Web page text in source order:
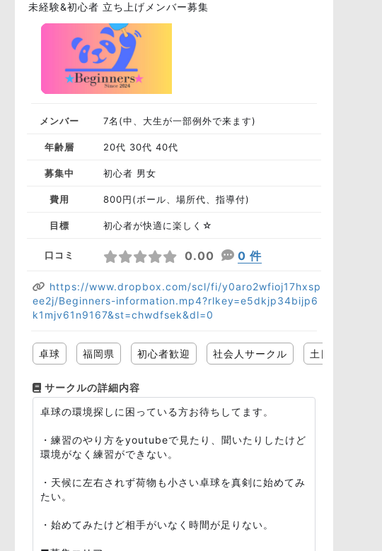
未経験&初心者 立ち上げメンバー募集
メンバー 7名(中、大生が一部例外で来ます)
年齢層 20代 30代 40代
募集中 初心者 男女
費用 800円(ボール、場所代、指導付)
目標 初心者が快適に楽しく☆
口コミ 0.00 0 件
https://www.dropbox.com/scl/fi/y0aro2wfioj17hxsp
ee2j/Beginners-information.mp4?rlkey=e5dkjp34bijp6
k1mjv61n9167&st=chwdfsek&dl=0
卓球 福岡県 初心者歓迎 社会人サークル 土日・祝日開催
サークルの詳細内容
卓球の環境探しに困っている方お待ちしてます。
・練習のやり方をyoutubeで見たり、聞いたりしたけど
環境がなく練習ができない。
・天候に左右されず荷物も小さい卓球を真剣に始めてみ
たい。
・始めてみたけど相手がいなく時間が足りない。